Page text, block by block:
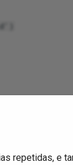
repetidas, e